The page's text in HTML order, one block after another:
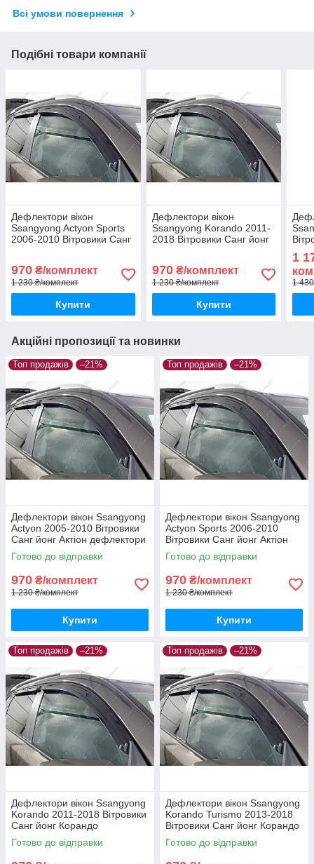
Всі умови повернення
Подібні товари компанії
Дефлектори вікон
Ssangyong Actyon Sports
2006-2010 Вітровики Санг
2010
970 ₴/комплект
1 230 ₴/комплект
Купити
Дефлектори вікон
Ssangyong Korando 2011-
2018 Вітровики Санг йонг
970₴/комплект
1 230 ₴/комплект
Купити
з
1
1
Акційні пропозиції та новинки
Топ продажів –21%
Дефлектори вікон Ssangyong
Actyon 2005-2010 Вітровики
Санг йонг Актіон дефлектори
4шт з 2005 по 2010
Готово до відправки
970 ₴/комплект
1 230 ₴/комплект
Купити
Топ продажів –21%
Дефлектори вікон Ssangyong
Actyon Sports 2006-2010
Вітровики Санг йонг Актіон
Спортс дефлектори 4шт з
2006 по 2010
Готово до відправки
970 ₴/комплект
1 230 ₴/комплект
Купити
Топ продажів –21%
Дефлектори вікон Ssangyong
Korando 2011-2018 Вітровики
Санг йонг Корандо
дефлектори 4шт з 2011 по
2018
Готово до відправки
Топ продажів –21%
Дефлектори вікон Ssangyong
Korando Turismo 2013-2018
Вітровики Санг йонг Корандо
Туризмо дефлектори 4шт з
2013 по 2018
Готово до відправки